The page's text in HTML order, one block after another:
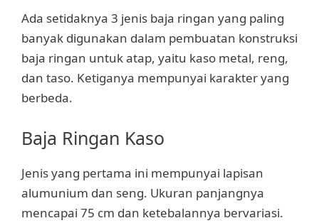
Ada setidaknya 3 jenis baja ringan yang paling
banyak digunakan dalam pembuatan konstruksi
baja ringan untuk atap, yaitu kaso metal, reng,
dan taso. Ketiganya mempunyai karakter yang
berbeda.
Baja Ringan Kaso
Jenis yang pertama ini mempunyai lapisan
alumunium dan seng. Ukuran panjangnya
mencapai 75 cm dan ketebalannya bervariasi.